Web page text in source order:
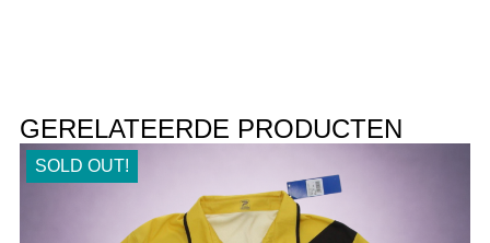
GERELATEERDE PRODUCTEN
SOLD OUT!